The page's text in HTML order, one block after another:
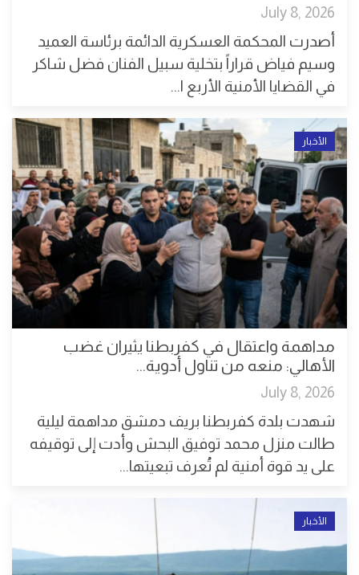
July 8, 2026
أصدرت المحكمة العسكرية الدائمة برئاسة العميد
وسيم فياض قراراً بتخلية سبيل الفنان فضل شاكر
في القضايا الأمنية الأربع ا...
الأخبار
مداهمة واعتقال في كفربطنا يثيران غضب
الأهالي: منعه من تناول أدوية...
July 8, 2026
شهدت بلدة كفربطنا بريف دمشق مداهمة ليلية
طالت منزل محمد توفيق البحش وأدت إلى توقيفه
على يد قوة أمنية لم تُعرف تبعيتها...
الأخبار